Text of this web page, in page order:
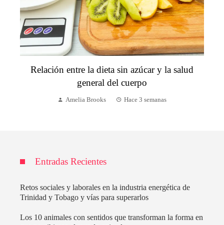
Relación entre la dieta sin azúcar y la salud
general del cuerpo
Amelia Brooks Hace 3 semanas
Entradas Recientes
Retos sociales y laborales en la industria energética de
Trinidad y Tobago y vías para superarlos
Los 10 animales con sentidos que transforman la forma en